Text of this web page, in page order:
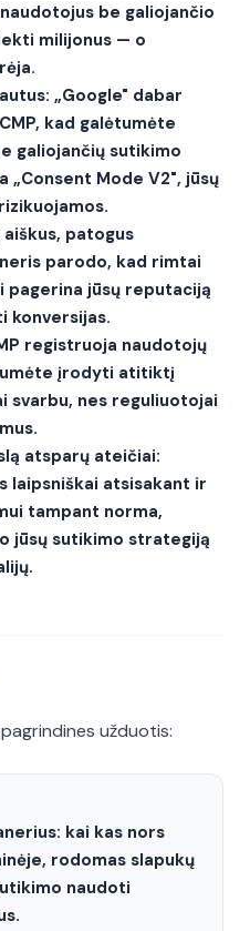
be galiojančio
milijonus — o
„Google" dabar
kad galėtumėte
galiojančių sutikimo
„Consent Mode V2", jūsų
patogus
parodo, kad rimtai
jūsų reputaciją
konversijas.
registruoja naudotojų
įrodyti atitiktį
svarbu, nes reguliuotojai
atsparų ateičiai:
laipsniškai atsisakant ir
tampant norma,
jūsų sutikimo strategiją
užduotis:
kai kas nors
rodomas slapukų
naudoti